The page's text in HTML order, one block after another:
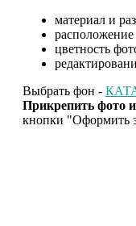
материал и
расположение
цветность
Выбрать фон -
Прикрепить фото
кнопки "Оформить